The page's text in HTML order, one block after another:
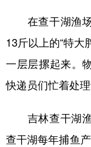
在查干湖渔场
13斤以上的“特大
一层层摞起来。
快递员们忙着处理
吉林查干湖渔
查干湖每年捕鱼